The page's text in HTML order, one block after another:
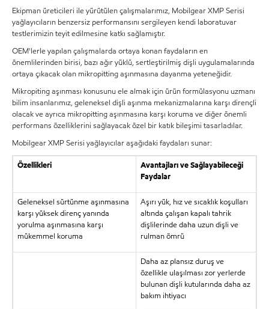
Ekipman üreticileri ile yürütülen çalışmalarımız, Mobilgear XMP Serisi
yağlayıcıların benzersiz performansını sergileyen kendi laboratuvar
testlerimizin teyit edilmesine katkı sağlamıştır.
OEM'lerle yapılan çalışmalarda ortaya konan faydaların en
önemlilerinden birisi, bazı ağır yüklü, sertleştirilmiş dişli uygulamalarında
ortaya çıkacak olan mikropitting aşınmasına dayanma yeteneğidir.
Mikropiting aşınması konusunu ele almak için ürün formülasyonu uzmanı
bilim insanlarımız, geleneksel dişli aşınma mekanizmalarına karşı dirençli
olacak ve ayrıca mikropitting aşınmasına karşı koruma ve diğer önemli
performans özelliklerini sağlayacak özel bir katık bileşimi tasarladılar.
Mobilgear XMP Serisi yağlayıcılar aşağıdaki faydaları sunar:
Özellikleri
Avantajları ve Sağlayabileceği
Faydalar
Geleneksel sürtünme aşınmasına
karşı yüksek direnç yanında
yorulma aşınmasına karşı
mükemmel koruma
Aşırı yük, hız ve sıcaklık koşulları
altında çalışan kapalı tahrik
dişlilerinde daha uzun dişli ve
rulman ömrü
Daha az plansız duruş ve
özellikle ulaşılması zor yerlerde
bulunan dişli kutularında daha az
bakım ihtiyacı